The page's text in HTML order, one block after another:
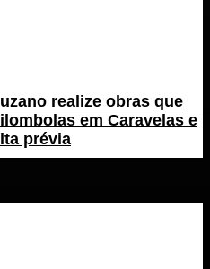
realize obras que
em Caravelas e
prévia